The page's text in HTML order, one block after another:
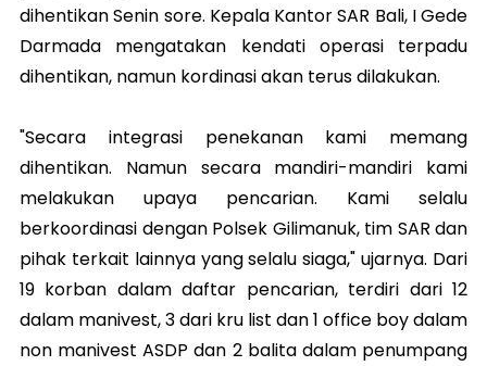
dihentikan Senin sore. Kepala Kantor SAR Bali, I Gede
Darmada mengatakan kendati operasi terpadu
dihentikan, namun kordinasi akan terus dilakukan.
"Secara integrasi penekanan kami memang
dihentikan. Namun secara mandiri-mandiri kami
melakukan upaya pencarian. Kami selalu
berkoordinasi dengan Polsek Gilimanuk, tim SAR dan
pihak terkait lainnya yang selalu siaga," ujarnya. Dari
19 korban dalam daftar pencarian, terdiri dari 12
dalam manivest, 3 dari kru list dan 1 office boy dalam
non manivest ASDP dan 2 balita dalam penumpang